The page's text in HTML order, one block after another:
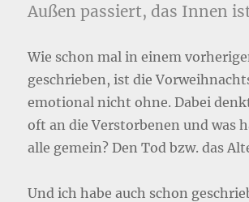
Außen passiert, das Innen
Wie schon mal in einem
geschrieben, ist die
emotional nicht ohne. Dabei
oft an die Verstorbenen und was
alle gemein? Den Tod bzw. das
Und ich habe auch schon